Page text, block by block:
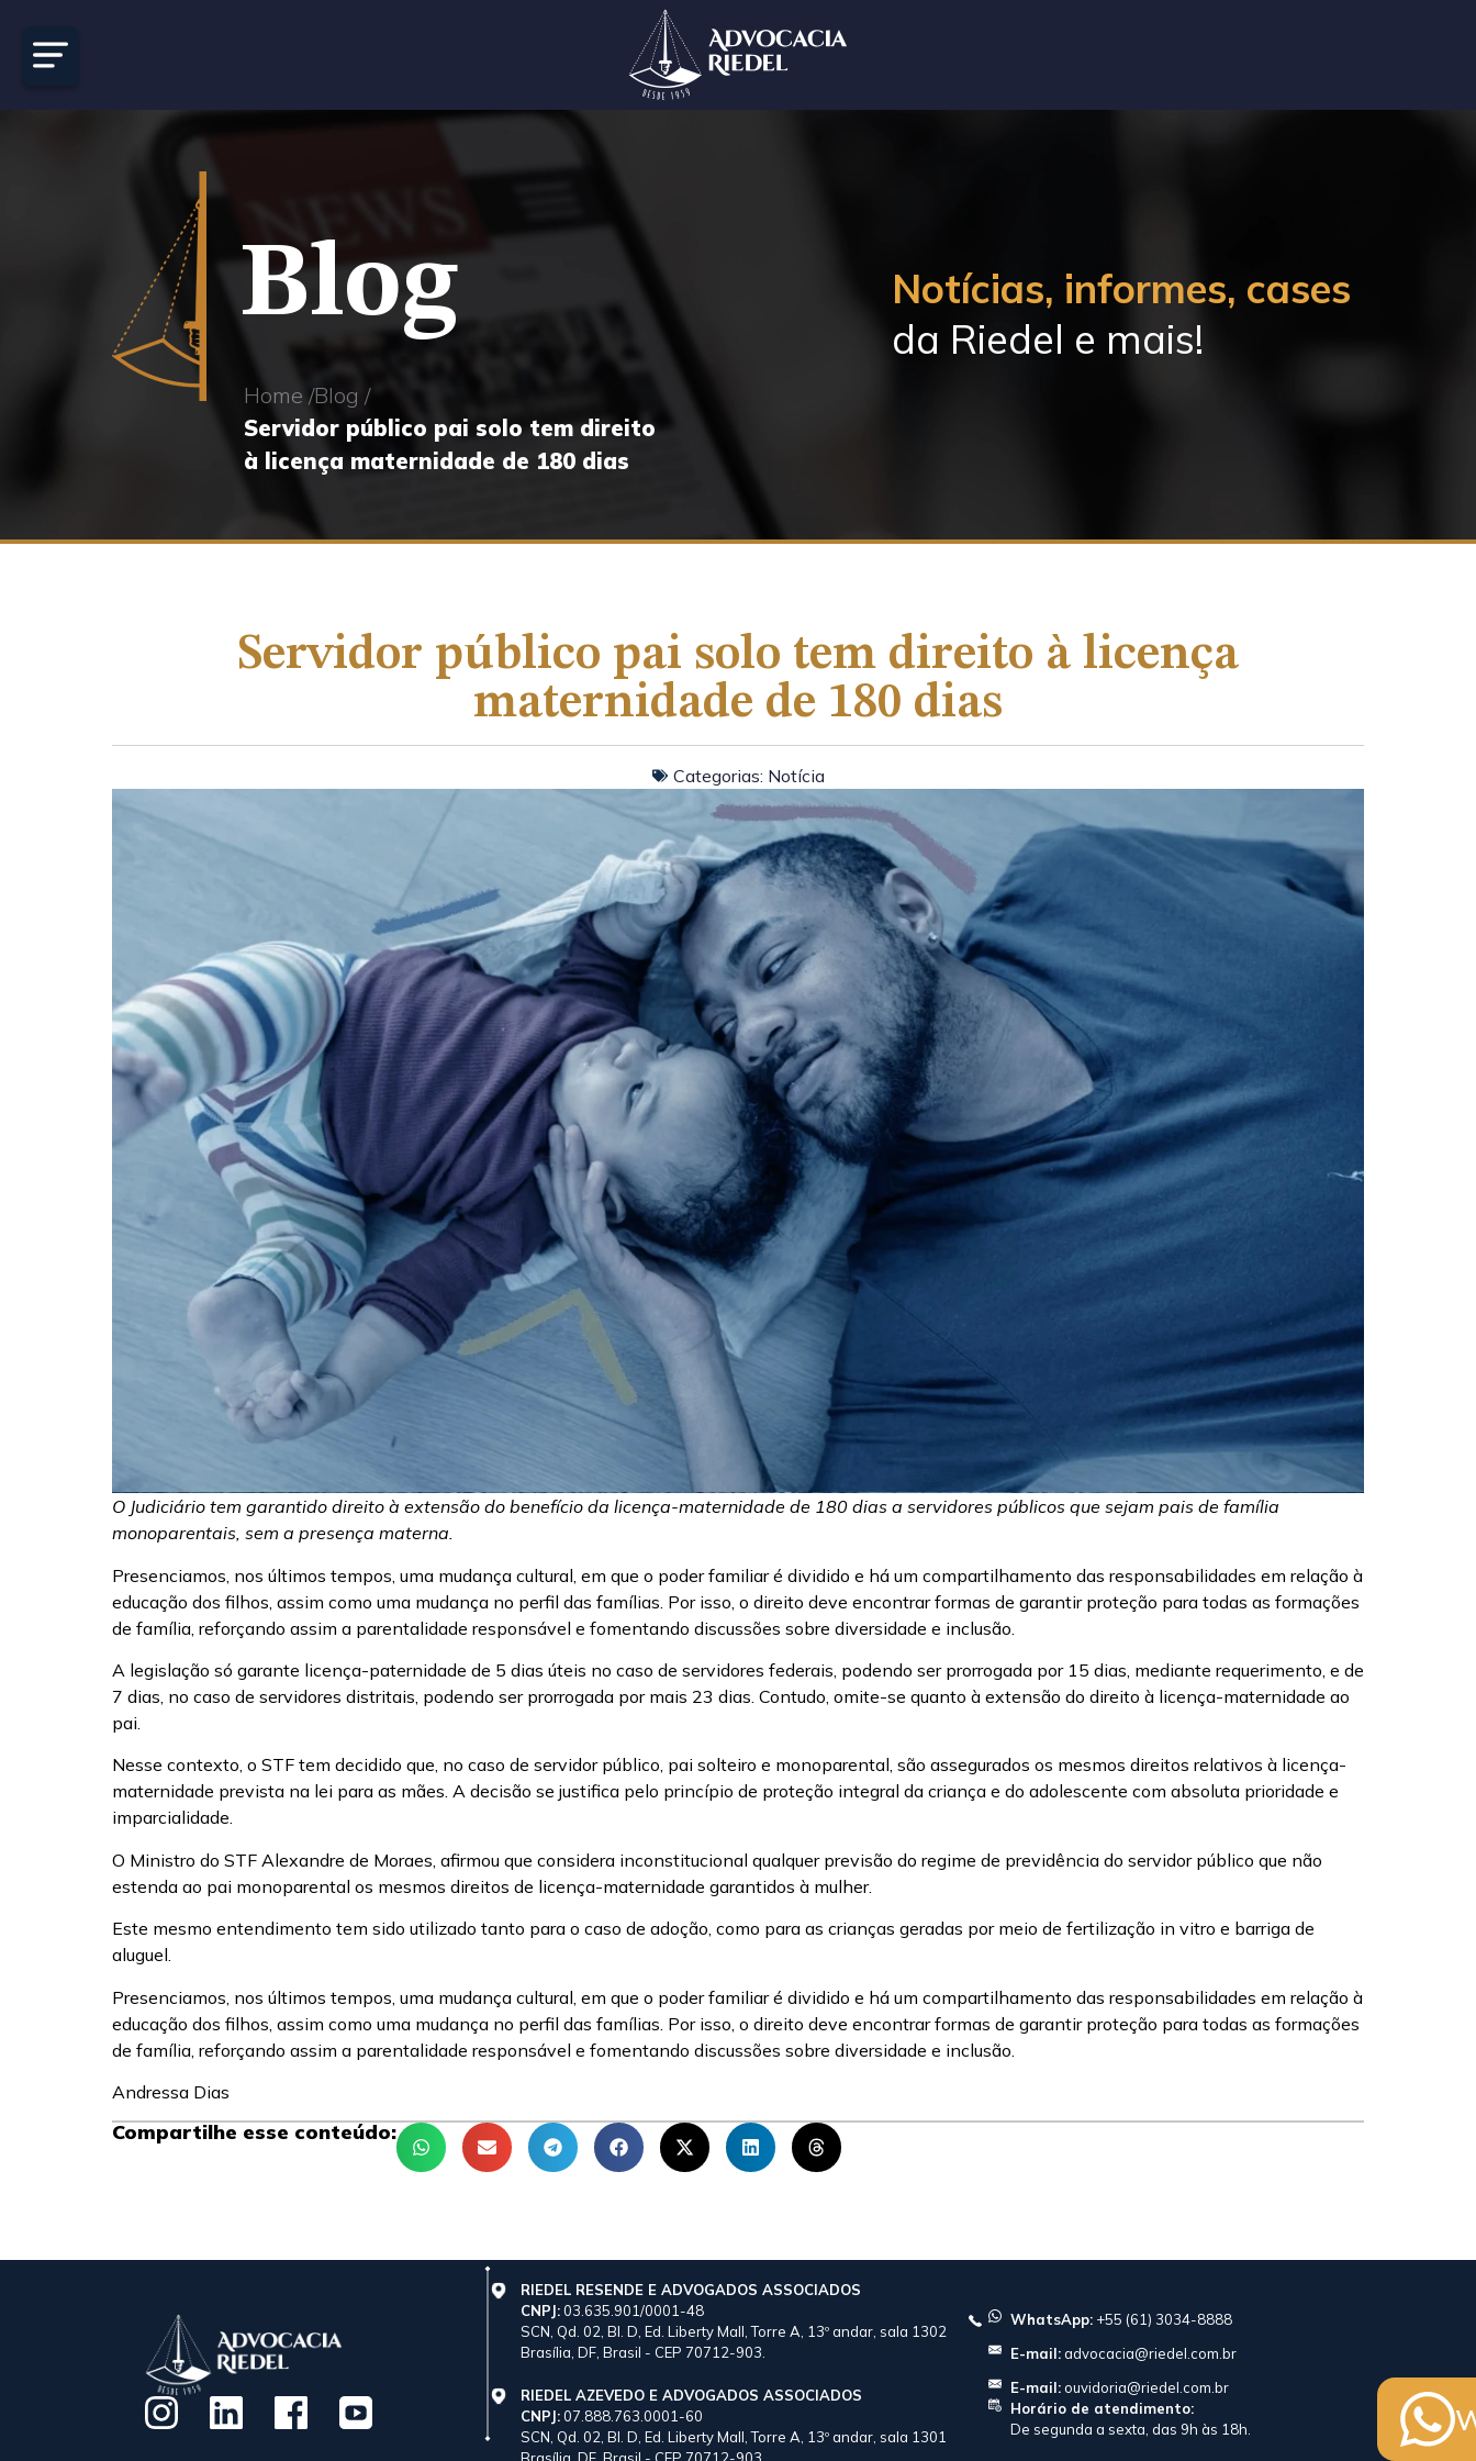
Blog
Home /Blog /
Servidor público pai solo tem direito
à licença maternidade de 180 dias
Notícias, informes, cases
da Riedel e mais!
Servidor público pai solo tem direito à licença
maternidade de 180 dias
Categorias: Notícia
O Judiciário tem garantido direito à extensão do benefício da licença-maternidade de 180 dias a servidores públicos que sejam pais de família
monoparentais, sem a presença materna.
Presenciamos, nos últimos tempos, uma mudança cultural, em que o poder familiar é dividido e há um compartilhamento das responsabilidades em relação à
educação dos filhos, assim como uma mudança no perfil das famílias. Por isso, o direito deve encontrar formas de garantir proteção para todas as formações
de família, reforçando assim a parentalidade responsável e fomentando discussões sobre diversidade e inclusão.
A legislação só garante licença-paternidade de 5 dias úteis no caso de servidores federais, podendo ser prorrogada por 15 dias, mediante requerimento, e de
7 dias, no caso de servidores distritais, podendo ser prorrogada por mais 23 dias. Contudo, omite-se quanto à extensão do direito à licença-maternidade ao
pai.
Nesse contexto, o STF tem decidido que, no caso de servidor público, pai solteiro e monoparental, são assegurados os mesmos direitos relativos à licença-
maternidade prevista na lei para as mães. A decisão se justifica pelo princípio de proteção integral da criança e do adolescente com absoluta prioridade e
imparcialidade.
O Ministro do STF Alexandre de Moraes, afirmou que considera inconstitucional qualquer previsão do regime de previdência do servidor público que não
estenda ao pai monoparental os mesmos direitos de licença-maternidade garantidos à mulher.
Este mesmo entendimento tem sido utilizado tanto para o caso de adoção, como para as crianças geradas por meio de fertilização in vitro e barriga de
aluguel.
Presenciamos, nos últimos tempos, uma mudança cultural, em que o poder familiar é dividido e há um compartilhamento das responsabilidades em relação à
educação dos filhos, assim como uma mudança no perfil das famílias. Por isso, o direito deve encontrar formas de garantir proteção para todas as formações
de família, reforçando assim a parentalidade responsável e fomentando discussões sobre diversidade e inclusão.
Andressa Dias
Compartilhe esse conteúdo:
RIEDEL RESENDE E ADVOGADOS ASSOCIADOS
CNPJ:03.635.901/0001-48
SCN, Qd. 02, Bl. D, Ed. Liberty Mall, Torre A, 13º andar, sala 1302
Brasília, DF, Brasil - CEP 70712-903.
RIEDEL AZEVEDO E ADVOGADOS ASSOCIADOS
CNPJ:07.888.763.0001-60
SCN, Qd. 02, Bl. D, Ed. Liberty Mall, Torre A, 13º andar, sala 1301
WhatsApp: +55 (61) 3034-8888
E-mail:advocacia@riedel.com.br
E-mail:ouvidoria@riedel.com.br
Horário de atendimento:
De segunda a sexta, das 9h às 18h.